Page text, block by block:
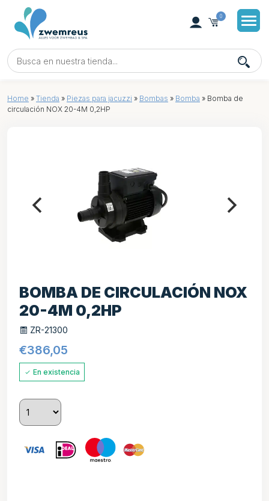
0
Home » Tienda » Piezas para jacuzzi » Bombas » Bomba » Bomba de
circulación NOX 20-4M 0,2HP
BOMBA DE CIRCULACIÓN NOX
20-4M 0,2HP
ZR-21300
€386,05
En existencia